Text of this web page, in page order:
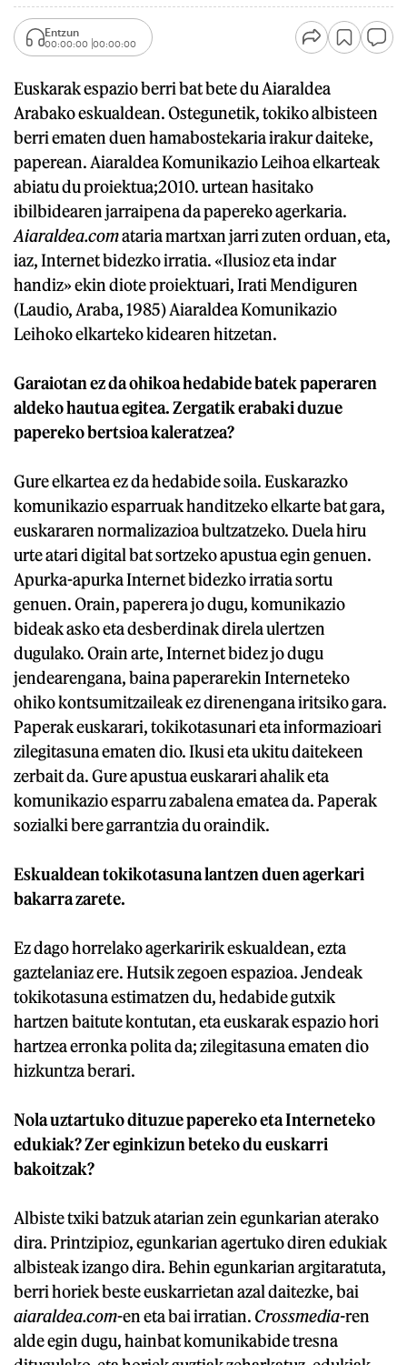
Entzun
00:00:00 00:00:00
Euskarak espazio berri bat bete du Aiaraldea
Arabako eskualdean. Ostegunetik, tokiko albisteen
berri ematen duen hamabostekaria irakur daiteke,
paperean. Aiaraldea Komunikazio Leihoa elkarteak
abiatu du proiektua;2010. urtean hasitako
ibilbidearen jarraipena da papereko agerkaria.
Aiaraldea.comataria martxan jarri zuten orduan, eta,
iaz, Internet bidezko irratia. «Ilusioz eta indar
handiz» ekin diote proiektuari, Irati Mendiguren
(Laudio, Araba, 1985) Aiaraldea Komunikazio
Leihoko elkarteko kidearen hitzetan.
Garaiotan ez da ohikoa hedabide batek paperaren
aldeko hautua egitea. Zergatik erabaki duzue
papereko bertsioa kaleratzea?
Gure elkartea ez da hedabide soila. Euskarazko
komunikazio esparruak handitzeko elkarte bat gara,
euskararen normalizazioa bultzatzeko. Duela hiru
urte atari digital bat sortzeko apustua egin genuen.
Apurka-apurka Internet bidezko irratia sortu
genuen. Orain, paperera jo dugu, komunikazio
bideak asko eta desberdinak direla ulertzen
dugulako. Orain arte, Internet bidez jo dugu
jendearengana, baina paperarekin Interneteko
ohiko kontsumitzaileak ez direnengana iritsiko gara.
Paperak euskarari, tokikotasunari eta informazioari
zilegitasuna ematen dio. Ikusi eta ukitu daitekeen
zerbait da. Gure apustua euskarari ahalik eta
komunikazio esparru zabalena ematea da. Paperak
sozialki bere garrantzia du oraindik.
Eskualdean tokikotasuna lantzen duen agerkari
bakarra zarete.
Ez dago horrelako agerkaririk eskualdean, ezta
gaztelaniaz ere. Hutsik zegoen espazioa. Jendeak
tokikotasuna estimatzen du, hedabide gutxik
hartzen baitute kontutan, eta euskarak espazio hori
hartzea erronka polita da; zilegitasuna ematen dio
hizkuntza berari.
Nola uztartuko dituzue papereko eta Interneteko
edukiak? Zer eginkizun beteko du euskarri
bakoitzak?
Albiste txiki batzuk atarian zein egunkarian aterako
dira. Printzipioz, egunkarian agertuko diren edukiak
albisteak izango dira. Behin egunkarian argitaratuta,
berri horiek beste euskarrietan azal daitezke, bai
aiaraldea.com-en eta bai irratian. Crossmedia-ren
alde egin dugu, hainbat komunikabide tresna